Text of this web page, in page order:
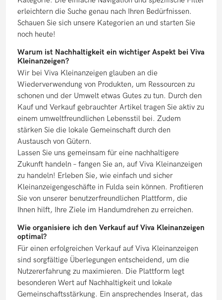
erleichtern die Suche genau nach Ihren Bedürfnissen.
Schauen Sie sich unsere Kategorien an und starten Sie
noch heute!
Warum ist Nachhaltigkeit ein wichtiger Aspekt bei Viva
Kleinanzeigen?
Wir bei Viva Kleinanzeigen glauben an die
Wiederverwendung von Produkten, um Ressourcen zu
schonen und der Umwelt etwas Gutes zu tun. Durch den
Kauf und Verkauf gebrauchter Artikel tragen Sie aktiv zu
einem umweltfreundlichen Lebensstil bei. Zudem
stärken Sie die lokale Gemeinschaft durch den
Austausch von Gütern.
Lassen Sie uns gemeinsam für eine nachhaltigere
Zukunft handeln – fangen Sie an, auf Viva Kleinanzeigen
zu handeln! Erleben Sie, wie einfach und sicher
Kleinanzeigengeschäfte in Fulda sein können. Profitieren
Sie von unserer benutzerfreundlichen Plattform, die
Ihnen hilft, Ihre Ziele im Handumdrehen zu erreichen.
Wie organisiere ich den Verkauf auf Viva Kleinanzeigen
optimal?
Für einen erfolgreichen Verkauf auf Viva Kleinanzeigen
sind sorgfältige Überlegungen entscheidend, um die
Nutzererfahrung zu maximieren. Die Plattform legt
besonderen Wert auf Nachhaltigkeit und lokale
Gemeinschaftsstärkung. Ein ansprechendes Inserat, das